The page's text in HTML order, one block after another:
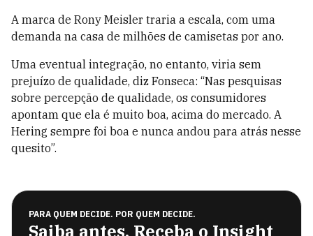
A marca de Rony Meisler traria a escala, com uma
demanda na casa de milhões de camisetas por ano.
Uma eventual integração, no entanto, viria sem
prejuízo de qualidade, diz Fonseca: “Nas pesquisas
sobre percepção de qualidade, os consumidores
apontam que ela é muito boa, acima do mercado. A
Hering sempre foi boa e nunca andou para atrás nesse
quesito”.
PARA QUEM DECIDE. POR QUEM DECIDE.
Saiba antes. Receba o Insight